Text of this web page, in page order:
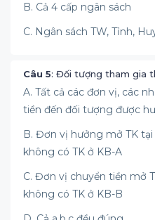
B. Cả 4 cấp ngân sách
C. Ngân sách TW, Tỉnh,
Câu 5: Đối tượng tham gia
A. Tất cả các đơn vị, các
tiền đến đối tượng được
B. Đơn vị hưởng mở TK
không có TK ở KB-A
C. Đơn vị chuyển tiền mở
không có TK ở KB-B